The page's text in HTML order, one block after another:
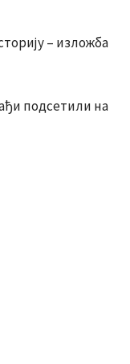
– изложба
подсетили на